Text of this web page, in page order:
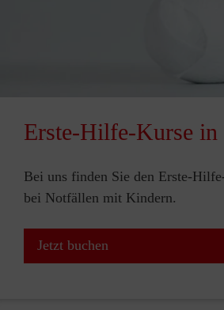
Erste-Hilfe-Kurse in
Bei uns finden Sie den Erste-
bei Notfällen mit Kindern.
Jetzt buchen